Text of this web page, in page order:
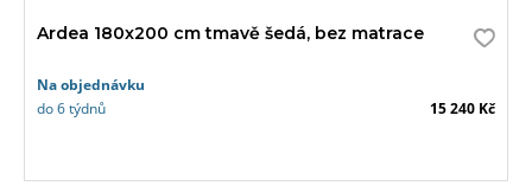
Ardea 180x200 cm tmavě šedá, bez matrace
Na objednávku
do 6 týdnů
15 240 Kč